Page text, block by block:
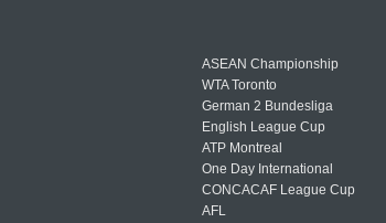
ASEAN Championship
WTA Toronto
German 2 Bundesliga
English League Cup
ATP Montreal
One Day International
CONCACAF League Cup
AFL